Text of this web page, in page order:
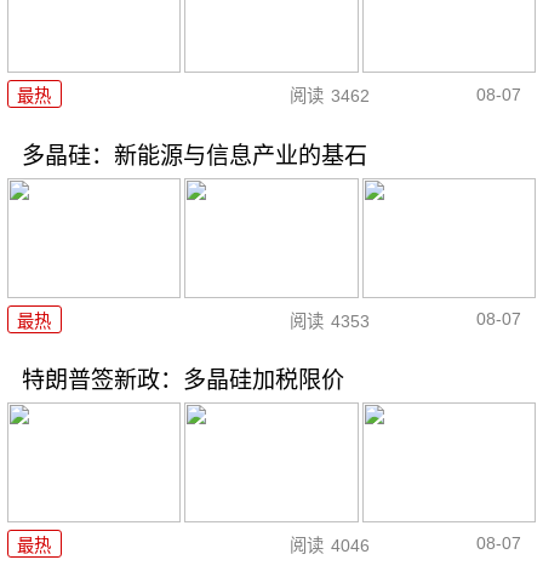
最热 阅读 3462 08-07
多晶硅：新能源与信息产业的基石
最热 阅读 4353 08-07
特朗普签新政：多晶硅加税限价
最热 阅读 4046 08-07